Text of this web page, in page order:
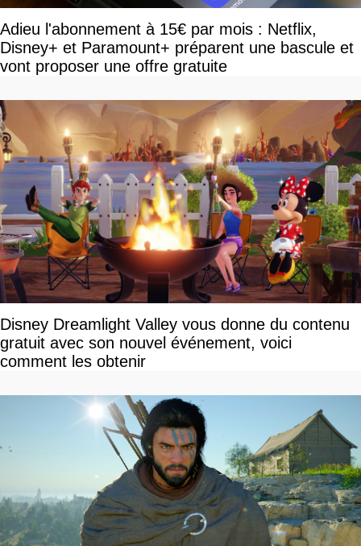
Adieu l'abonnement à 15€ par mois : Netflix,
Disney+ et Paramount+ préparent une bascule et
vont proposer une offre gratuite
Disney Dreamlight Valley vous donne du contenu
gratuit avec son nouvel événement, voici
comment les obtenir